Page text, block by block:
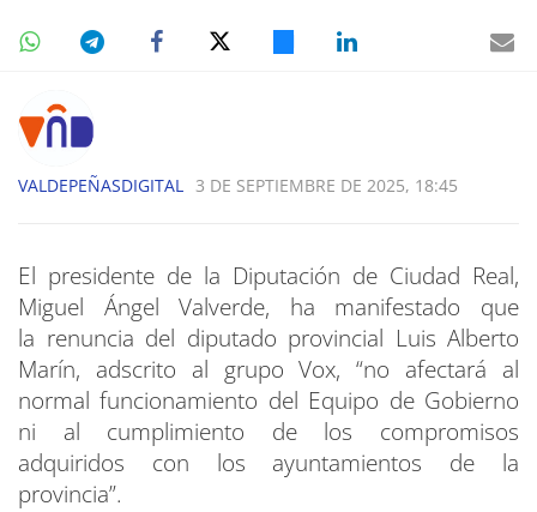
VALDEPEÑASDIGITAL 3 DE SEPTIEMBRE DE 2025, 18:45
El presidente de la Diputación de Ciudad Real,
Miguel Ángel Valverde, ha manifestado que
la renuncia del diputado provincial Luis Alberto
Marín, adscrito al grupo Vox, “no afectará al
normal funcionamiento del Equipo de Gobierno
ni al cumplimiento de los compromisos
adquiridos con los ayuntamientos de la
provincia”.